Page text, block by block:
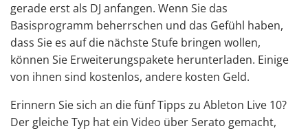
gerade erst als DJ anfangen. Wenn Sie das
Basisprogramm beherrschen und das Gefühl haben,
dass Sie es auf die nächste Stufe bringen wollen,
können Sie Erweiterungspakete herunterladen. Einige
von ihnen sind kostenlos, andere kosten Geld.
Erinnern Sie sich an die fünf Tipps zu Ableton Live 10?
Der gleiche Typ hat ein Video über Serato gemacht,